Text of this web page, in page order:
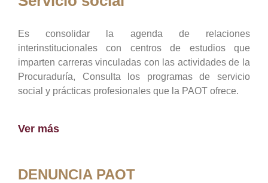
Es consolidar la agenda de relaciones
interinstitucionales con centros de estudios que
imparten carreras vinculadas con las actividades de la
Procuraduría, Consulta los programas de servicio
social y prácticas profesionales que la PAOT ofrece.
Ver más
DENUNCIA PAOT